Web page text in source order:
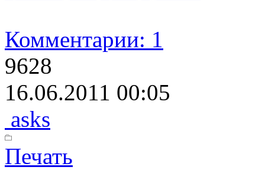
Комментарии: 1
9628
16.06.2011 00:05
asks
Печать